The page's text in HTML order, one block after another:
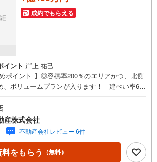
成約でもらえる
イント 岸上 祐己
めポイント 】◎容積率200％のエリアかつ、北側
、ボリュームプランが入ります！ 建ぺい率6
ーで理想の邸宅をお造りいただけます。 ◎2駅
立地と生活利便性 本物件は東武東上線「とき
歩9分、「上板橋」駅徒歩10分と目的に応じて、
択できます。 近隣には、スーパー・コンビ
、郵便局徒歩2分などの生活施設が 充実してお
また、西松屋徒歩4分やバースデイも徒歩6分な
産株式会社
不動産会社レビュー 6件
料をもらう （無料）